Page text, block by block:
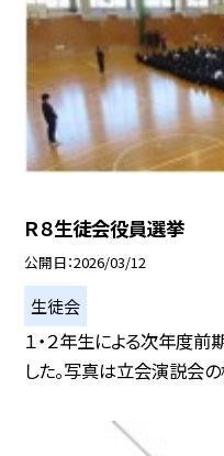
Ｒ８生徒会役員選挙
公開日 2026/03/12
生徒会
１・２年生による次年度
した。写真は立会演説会